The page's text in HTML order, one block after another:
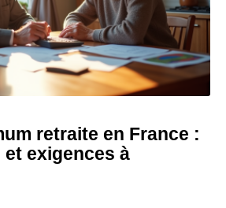
retraite en France :
et exigences à